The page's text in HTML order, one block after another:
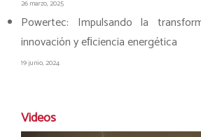
26 marzo, 2025
Powertec: Impulsando la
innovación y eﬁciencia energética
19 junio, 2024
Videos